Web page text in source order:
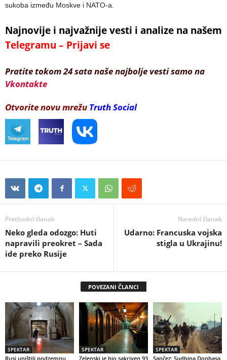
sukoba između Moskve i NATO-a.
Najnovije i najvažnije vesti i analize na našem
Telegramu – Prijavi se
Pratite tokom 24 sata naše najbolje vesti samo na
Vkontakte
Otvorite novu mrežu Truth Social
Prethodni članak
Neko gleda odozgo: Huti
napravili preokret – Sada
ide preko Rusije
Naredni članak
Udarno: Francuska vojska
stigla u Ukrajinu!
POVEZANI ČLANCI
SPEKTAR
Rusi uništili podzemnu
SPEKTAR
Zelenski je bio sakriven 93
SPEKTAR
Sančez: Sudbina Donbasa